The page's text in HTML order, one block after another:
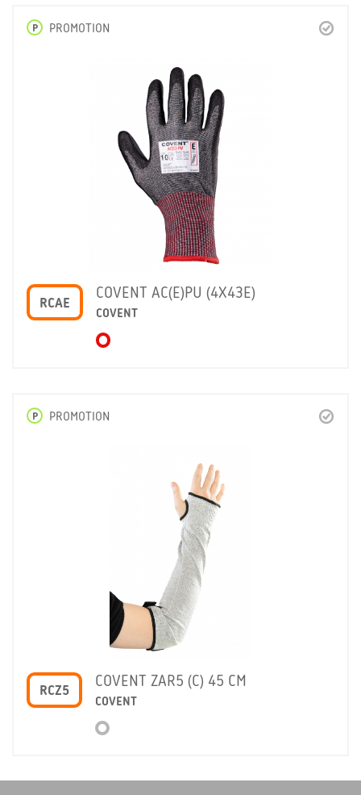
P PROMOTION
RCAE
COVENT AC(E)PU (4X43E)
COVENT
P PROMOTION
RCZ5
COVENT ZAR5 (C) 45 CM
COVENT